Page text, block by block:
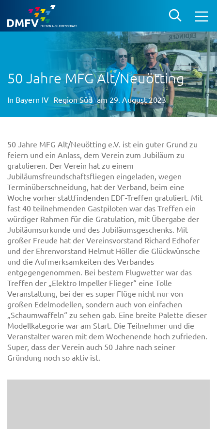
50 Jahre MFG Alt/Neuötting
In Bayern IV Region Süd am 29. August 2023
50 Jahre MFG Alt/Neuötting e.V. ist ein guter Grund zu
feiern und ein Anlass, dem Verein zum Jubiläum zu
gratulieren. Der Verein hat zu einem
Jubiläumsfreundschaftsfliegen eingeladen, wegen
Terminüberschneidung, hat der Verband, beim eine
Woche vorher stattfindenden EDF-Treffen gratuliert. Mit
fast 40 teilnehmenden Gastpiloten war das Treffen ein
würdiger Rahmen für die Gratulation, mit Übergabe der
Jubiläumsurkunde und des Jubiläumsgeschenks. Mit
großer Freude hat der Vereinsvorstand Richard Edhofer
und der Ehrenvorstand Helmut Höller die Glückwünsche
und die Aufmerksamkeiten des Verbandes
entgegengenommen. Bei bestem Flugwetter war das
Treffen der „Elektro Impeller Flieger“ eine Tolle
Veranstaltung, bei der es super Flüge nicht nur von
großen Edelmodellen, sondern auch von einfachen
„Schaumwaffeln“ zu sehen gab. Eine breite Palette dieser
Modellkategorie war am Start. Die Teilnehmer und die
Veranstalter waren mit dem Wochenende hoch zufrieden.
Super, dass der Verein auch 50 Jahre nach seiner
Gründung noch so aktiv ist.